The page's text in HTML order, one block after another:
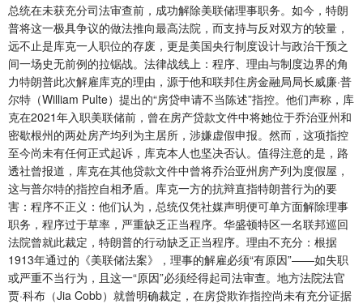
总统在未获充分司法审查前，成功解除美联储理事职务。如今，特朗
普将这一极具争议的做法推向最高法院，而支持与反对双方的较量，
远不止是库克一人职位的存废，更是美国央行制度设计与政治干预之
间一场史无前例的拉锯战。法律战线上：程序、理由与制度边界的角
力特朗普此次解雇库克的理由，源于他和联邦住房金融局局长威廉·普
尔特（William Pulte）提出的“房贷申请不当陈述”指控。他们声称，库
克在2021年入职美联储前，曾在房产贷款文件中将她位于乔治亚州和
密歇根州的两处房产均列为主居所，涉嫌虚假申报。然而，这项指控
至今尚未有任何正式起诉，库克本人也坚决否认。值得注意的是，路
透社曾报道，库克在其他贷款文件中曾将乔治亚州房产列为度假屋，
这与普尔特的指控自相矛盾。库克一方的抗辩直指特朗普行为的要
害：程序不正义：他们认为，总统仅凭社媒声明便可单方面解除理事
职务，程序过于草率，严重缺乏正当程序。华盛顿特区一名联邦巡回
法院曾就此裁定，特朗普的行动缺乏正当程序。理由不充分：根据
1913年通过的《美联储法案》，理事的解雇必须“有原因”——如失职
或严重不当行为，且这一“原因”必须经得起司法审查。地方法院法官
贾·科布（Jia Cobb）就曾明确裁定，在房贷欺诈指控尚未有充分证据